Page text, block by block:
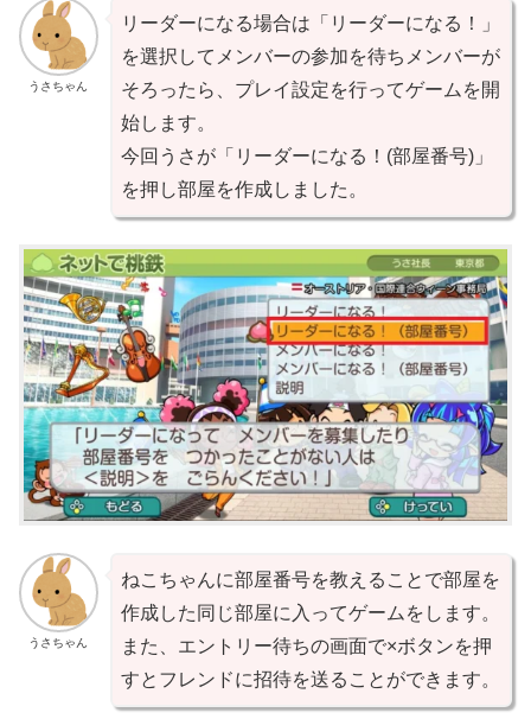
うさちゃん
リーダーになる場合は「リーダーになる！」
を選択してメンバーの参加を待ちメンバーが
そろったら、プレイ設定を行ってゲームを開
始します。
今回うさが「リーダーになる！(部屋番号)」
を押し部屋を作成しました。
うさちゃん
ねこちゃんに部屋番号を教えることで部屋を
作成した同じ部屋に入ってゲームをします。
また、エントリー待ちの画面で×ボタンを押
すとフレンドに招待を送ることができます。